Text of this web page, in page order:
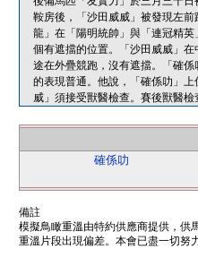
鞍房後，「沙田威威」被發現左
龍」在「陽明統帥」與「連冠精
個有遮擋的位置。「沙田威威」
途在外疊競跑，沒有遮擋。「確
的表現普通。他說，「確係叻」
威」須接受獸醫檢查。賽後獸醫
確係叻
備註
模擬鳥瞰重溫由特約供應商提供，供
重溫片段出現偏差。本會已盡一切努